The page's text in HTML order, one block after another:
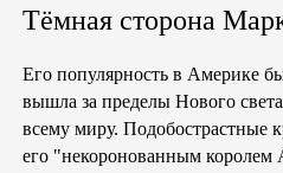
Тёмная сторона
Его популярность в Америке
вышла за пределы Нового
всему миру. Подобострастные
его "некоронованным королем